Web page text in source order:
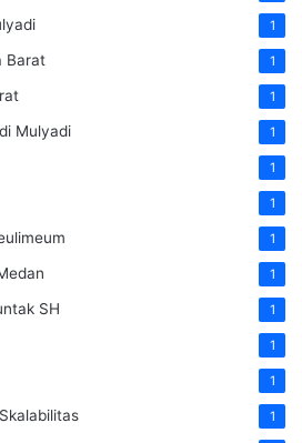
1
Barat 1
1
Mulyadi 1
1
1
1
1
SH 1
1
1
1